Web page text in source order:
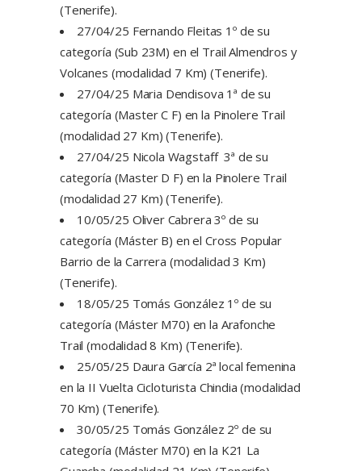
(Tenerife).
27/04/25 Fernando Fleitas 1º de su
categoría (Sub 23M) en el Trail Almendros y
Volcanes (modalidad 7 Km) (Tenerife).
27/04/25 Maria Dendisova 1ª de su
categoría (Master C F) en la Pinolere Trail
(modalidad 27 Km) (Tenerife).
27/04/25 Nicola Wagstaff 3ª de su
categoría (Master D F) en la Pinolere Trail
(modalidad 27 Km) (Tenerife).
10/05/25 Oliver Cabrera 3º de su
categoría (Máster B) en el Cross Popular
Barrio de la Carrera (modalidad 3 Km)
(Tenerife).
18/05/25 Tomás González 1º de su
categoría (Máster M70) en la Arafonche
Trail (modalidad 8 Km) (Tenerife).
25/05/25 Daura García 2ª local femenina
en la II Vuelta Cicloturista Chindia (modalidad
70 Km) (Tenerife).
30/05/25 Tomás González 2º de su
categoría (Máster M70) en la K21 La